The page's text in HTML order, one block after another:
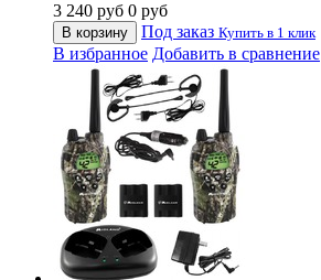
3 240 руб 0 руб
В корзину Под заказ Купить в 1 клик
В избранное Добавить в сравнение